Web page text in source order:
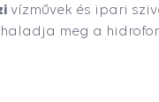
vízművek és ipari
haladja meg a